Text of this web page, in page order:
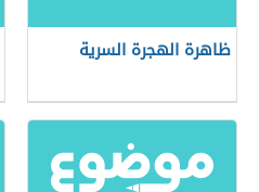
ظاهرة الهجرة السرية